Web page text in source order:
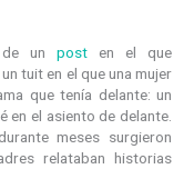
de unpost en el que
tuit en el que una mujer
que tenía delante: un
en el asiento de delante.
meses surgieron
relataban historias